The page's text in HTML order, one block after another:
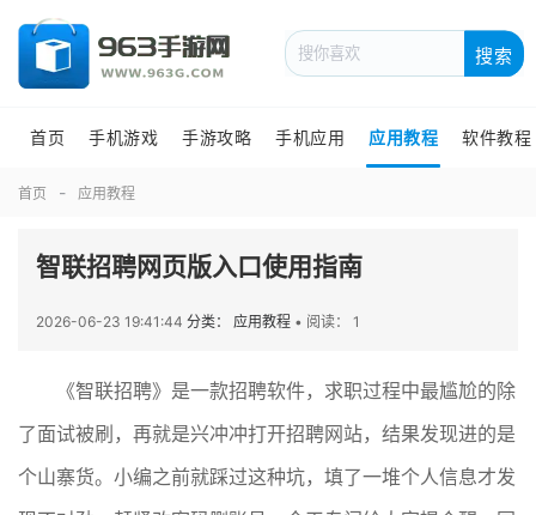
搜索
首页 手机游戏 手游攻略 手机应用 应用教程 软件教程
首页 应用教程
智联招聘网页版入口使用指南
2026-06-23 19:41:44 分类： 应用教程 • 阅读： 1
《智联招聘》是一款招聘软件，求职过程中最尴尬的除
了面试被刷，再就是兴冲冲打开招聘网站，结果发现进的是
个山寨货。小编之前就踩过这种坑，填了一堆个人信息才发